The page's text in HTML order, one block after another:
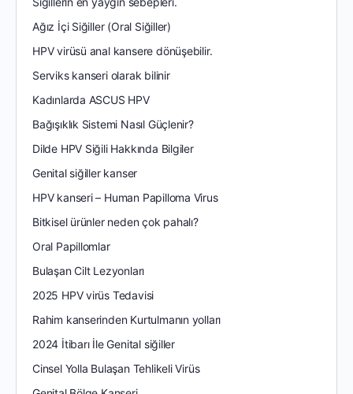
Ağız İçi Siğiller (Oral Siğiller)
HPV virüsü anal kansere dönüşebilir.
Serviks kanseri olarak bilinir
Kadınlarda ASCUS HPV
Bağışıklık Sistemi Nasıl Güçlenir?
Dilde HPV Siğili Hakkında Bilgiler
Genital siğiller kanser
HPV kanseri – Human Papilloma Virus
Bitkisel ürünler neden çok pahalı?
Oral Papillomlar
Bulaşan Cilt Lezyonları
2025 HPV virüs Tedavisi
Rahim kanserinden Kurtulmanın yolları
2024 İtibarı İle Genital siğiller
Cinsel Yolla Bulaşan Tehlikeli Virüs